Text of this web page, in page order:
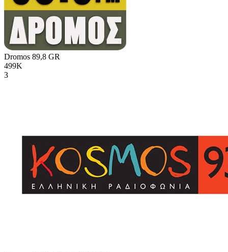
Dromos 89,8 GR
499K
3